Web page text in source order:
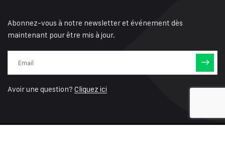
Abonnez-vous à notre newsletter et événement dès
maintenant pour être mis à jour.
Avoir une question? Cliquez ici